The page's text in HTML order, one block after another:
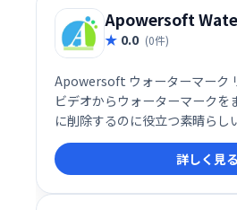
Apowersoft
0.0 (0件)
Apowersoft ウォーターマーク
ビデオからウォーターマークを
に削除するのに役立つ素晴らし
写真から不要なオブジェクトを
透かし選択ツールがあります。
る場合は、ビデオの特定の部
の部分はそのままにしておくこ
詳しく見る